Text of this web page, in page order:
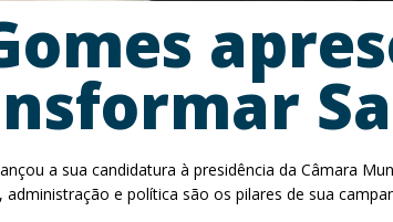
a sua candidatura à presidência da Câmara
e política são os pilares de sua